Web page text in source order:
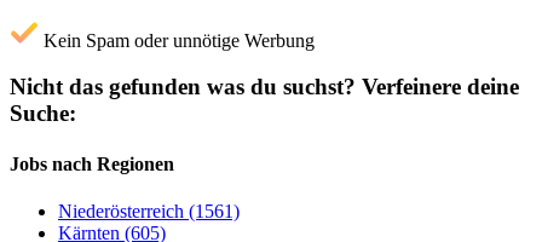
Kein Spam oder unnötige Werbung
Nicht das gefunden was du suchst? Verfeinere deine
Suche:
Jobs nach Regionen
Niederösterreich (1561)
Kärnten (605)